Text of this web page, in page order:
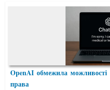
OpenAI обмежила
права